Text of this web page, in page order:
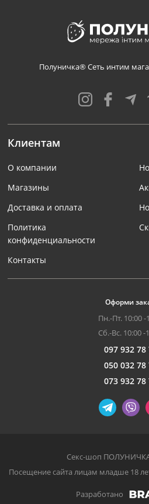
Полуничка® Сеть интим
Клиентам
О компании
Магазины
Доставка и оплата
Политика
конфиденциальности
Контакты
Оформи
Пн.-Пт. 10:00 -
Сб.-Вс. 10:00 -
097 932 78
050 032 78
073 932 78
Секс-шоп
Посещение сайта лицам младше 18
Разработано